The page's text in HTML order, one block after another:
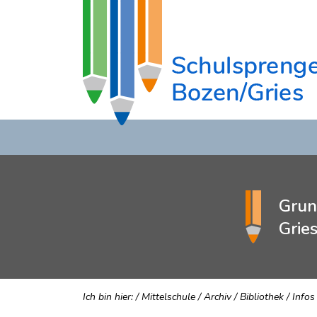
Gries
Ich bin hier:/Mittelschule/Archiv/Bibliothek/Infos